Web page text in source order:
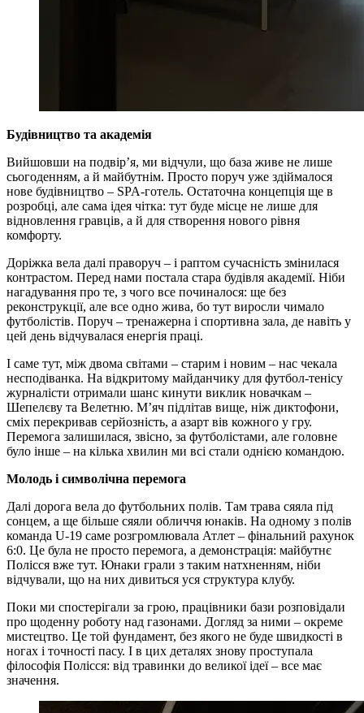
Будівництво та академія
Вийшовши на подвір’я, ми відчули, що база живе не лише
сьогоденням, а й майбутнім. Просто поруч уже здіймалося
нове будівництво – SPA-готель. Остаточна концепція ще в
розробці, але сама ідея чітка: тут буде місце не лише для
відновлення гравців, а й для створення нового рівня
комфорту.
Доріжка вела далі праворуч – і раптом сучасність змінилася
контрастом. Перед нами постала стара будівля академії. Ніби
нагадування про те, з чого все починалося: ще без
реконструкції, але все одно жива, бо тут виросли чимало
футболістів. Поруч – тренажерна і спортивна зала, де навіть у
цей день відчувалася енергія праці.
І саме тут, між двома світами – старим і новим – нас чекала
несподіванка. На відкритому майданчику для футбол-тенісу
журналісти отримали шанс кинути виклик новачкам –
Шепелєву та Велетню. М’яч підлітав вище, ніж диктофони,
сміх перекривав серйозність, а азарт вів кожного у гру.
Перемога залишилася, звісно, за футболістами, але головне
було інше – на кілька хвилин ми всі стали однією командою.
Молодь і символічна перемога
Далі дорога вела до футбольних полів. Там трава сяяла під
сонцем, а ще більше сяяли обличчя юнаків. На одному з полів
команда U-19 саме розгромлювала Атлет – фінальний рахунок
6:0. Це була не просто перемога, а демонстрація: майбутнє
Полісся вже тут. Юнаки грали з таким натхненням, ніби
відчували, що на них дивиться уся структура клубу.
Поки ми спостерігали за грою, працівники бази розповідали
про щоденну роботу над газонами. Догляд за ними – окреме
мистецтво. Це той фундамент, без якого не буде швидкості в
ногах і точності пасу. І в цих деталях знову проступала
філософія Полісся: від травинки до великої ідеї – все має
значення.